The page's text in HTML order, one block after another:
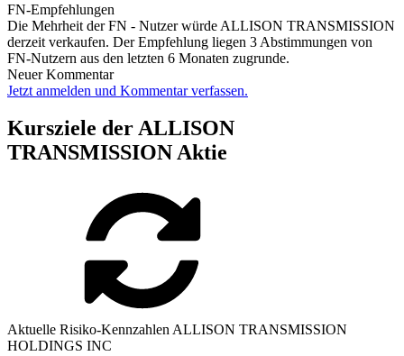
FN-Empfehlungen
Die Mehrheit der FN - Nutzer würde ALLISON TRANSMISSION
derzeit verkaufen. Der Empfehlung liegen 3 Abstimmungen von
FN-Nutzern aus den letzten 6 Monaten zugrunde.
Neuer Kommentar
Jetzt anmelden und Kommentar verfassen.
Kursziele der ALLISON
TRANSMISSION Aktie
Aktuelle Risiko-Kennzahlen ALLISON TRANSMISSION
HOLDINGS INC